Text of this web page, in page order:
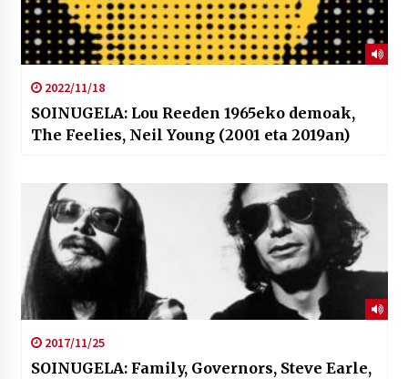
2022/11/18
SOINUGELA: Lou Reeden 1965eko demoak,
The Feelies, Neil Young (2001 eta 2019an)
2017/11/25
SOINUGELA: Family, Governors, Steve Earle,